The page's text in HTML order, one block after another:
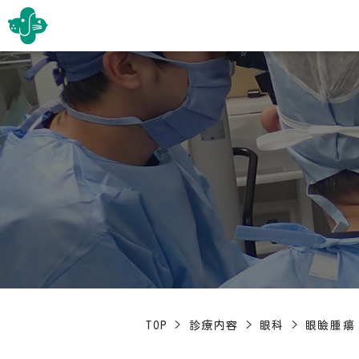
TOP > 診療内容 > 眼科 > 眼瞼腫瘍